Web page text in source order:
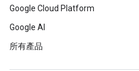
Google Cloud Platform
Google AI
所有產品